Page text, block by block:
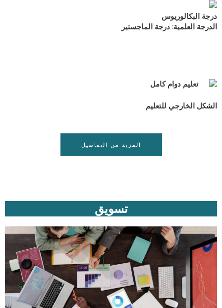
درجة البكالوريوس
الدرجة العلمية: درجة الماجستير
تعليم دوام كامل
الشكل الخارجي للتعليم
المزيد من التفاصيل
تسويق